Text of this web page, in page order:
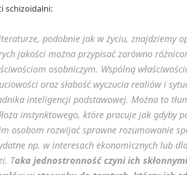
schizoidalni:
podobnie jak w życiu, znajdziemy
jakości można przypisać zarówno
osobniczym. Wspólną
oraz słabość wyczucia realiów i
inteligencji podstawowej. Można to
instynktowego, które pracuje jak gdyby
osobom rozwijać sprawne rozumowanie
np. w interesach ekonomicznych lub
Taka jednostronność czyni ich